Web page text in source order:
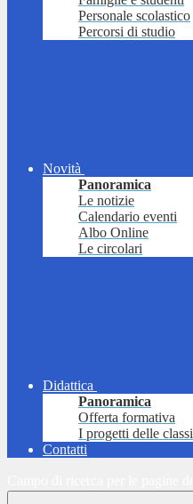
Personale scolastico
Percorsi di studio
Novità
Panoramica
Le notizie
Calendario eventi
Albo Online
Le circolari
Didattica
Panoramica
Offerta formativa
I progetti delle classi
Contatti